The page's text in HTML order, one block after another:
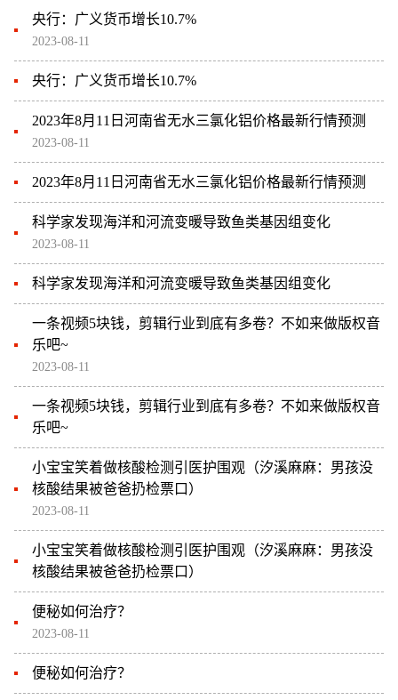
央行：广义货币增长10.7%
2023-08-11
央行：广义货币增长10.7%
2023年8月11日河南省无水三氯化铝价格最新行情预测
2023-08-11
2023年8月11日河南省无水三氯化铝价格最新行情预测
科学家发现海洋和河流变暖导致鱼类基因组变化
2023-08-11
科学家发现海洋和河流变暖导致鱼类基因组变化
一条视频5块钱，剪辑行业到底有多卷？不如来做版权音
乐吧~
2023-08-11
一条视频5块钱，剪辑行业到底有多卷？不如来做版权音
乐吧~
小宝宝笑着做核酸检测引医护围观（汐溪麻麻：男孩没
核酸结果被爸爸扔检票口）
2023-08-11
小宝宝笑着做核酸检测引医护围观（汐溪麻麻：男孩没
核酸结果被爸爸扔检票口）
便秘如何治疗？
2023-08-11
便秘如何治疗？